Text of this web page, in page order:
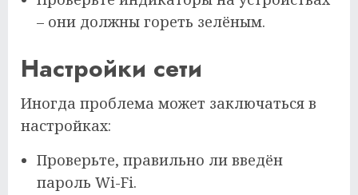
– они должны гореть зелёным.
Настройки сети
Иногда проблема может заключаться в
настройках:
Проверьте, правильно ли введён
пароль Wi-Fi.